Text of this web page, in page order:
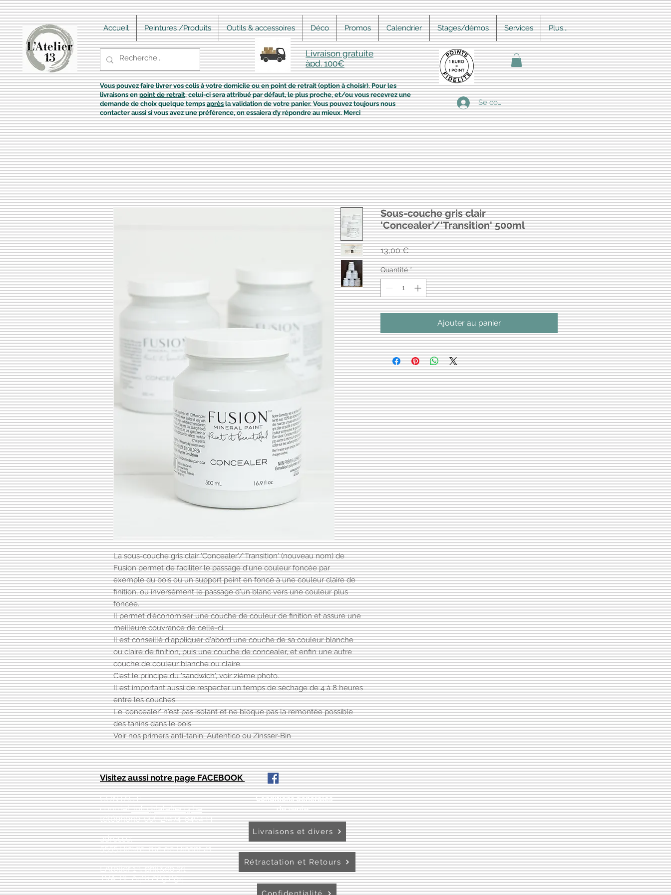
Accueil Peintures /Produits Outils & accessoires Déco Promos Calendrier Stages/démos Services Plus...
Livraison gratuite
àpd. 100€
Se connecter
Vous pouvez faire livrer vos colis à votre domicile ou en point de retrait (option à choisir). Pour les
livraisons enpoint de retrait, celui-ci sera attribué par défaut, le plus proche, et/ou vous recevrez une
demande de choix quelque tempsaprèsla validation de votre panier. Vous pouvez toujours nous
contacter aussi si vous avez une préférence, on essaiera d’y répondre au mieux. Merci
La sous-couche gris clair 'Concealer'/'Transition' (nouveau nom) de
Fusion permet de faciliter le passage d'une couleur foncée par
exemple du bois ou un support peint en foncé à une couleur claire de
finition, ou inversément le passage d'un blanc vers une couleur plus
foncée.
Il permet d'économiser une couche de couleur de finition et assure une
meilleure couvrance de celle-ci.
Il est conseillé d'appliquer d'abord une couche de sa couleur blanche
ou claire de finition, puis une couche de concealer, et enfin une autre
couche de couleur blanche ou claire.
C'est le principe du 'sandwich', voir 2ième photo.
Il est important aussi de respecter un temps de séchage de 4 à 8 heures
entre les couches.
Le 'concealer' n'est pas isolant et ne bloque pas la remontée possible
des tanins dans le bois.
Voir nos primers anti-tanin: Autentico ou Zinsser-Bin
Sous-couche gris clair
'Concealer'/'Transition' 500ml
13,00 €Prix
Quantité *
Ajouter au panier
Visitez aussi notre page FACEBOOK
CONTACT:
courriel:info@latelier13.be
téléphone: 00(32)474-649433
adresse:
5555 Bièvre, rue de Dinant 41
L'Atelier 13, phil&co srl
TVA: BE 0461 089 894
Conditions générales
de vente::
Livraisons et divers
Rétractation et Retours